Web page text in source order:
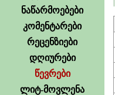
ნაწარმოებები
კომენტარები
რეცენზიები
დღიურები
წევრები
ლიტ-მოვლენა